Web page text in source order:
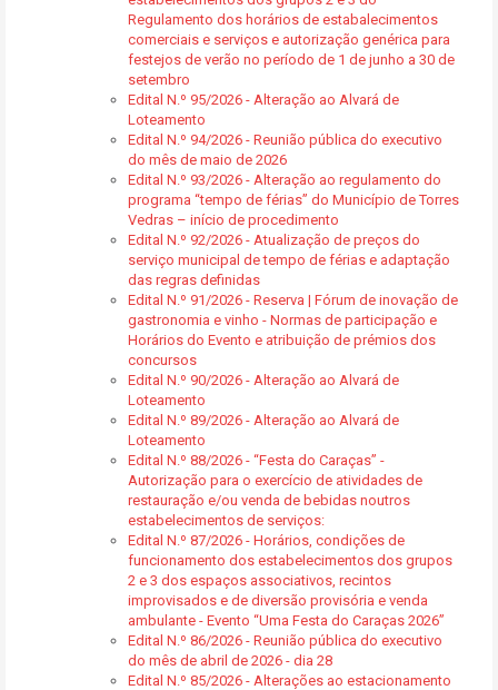
Regulamento dos horários de estabalecimentos
comerciais e serviços e autorização genérica para
festejos de verão no período de 1 de junho a 30 de
setembro
Edital N.º 95/2026 - Alteração ao Alvará de
Loteamento
Edital N.º 94/2026 - Reunião pública do executivo
do mês de maio de 2026
Edital N.º 93/2026 - Alteração ao regulamento do
programa “tempo de férias” do Município de Torres
Vedras – início de procedimento
Edital N.º 92/2026 - Atualização de preços do
serviço municipal de tempo de férias e adaptação
das regras definidas
Edital N.º 91/2026 - Reserva | Fórum de inovação de
gastronomia e vinho - Normas de participação e
Horários do Evento e atribuição de prémios dos
concursos
Edital N.º 90/2026 - Alteração ao Alvará de
Loteamento
Edital N.º 89/2026 - Alteração ao Alvará de
Loteamento
Edital N.º 88/2026 - “Festa do Caraças” -
Autorização para o exercício de atividades de
restauração e/ou venda de bebidas noutros
estabelecimentos de serviços:
Edital N.º 87/2026 - Horários, condições de
funcionamento dos estabelecimentos dos grupos
2 e 3 dos espaços associativos, recintos
improvisados e de diversão provisória e venda
ambulante - Evento “Uma Festa do Caraças 2026”
Edital N.º 86/2026 - Reunião pública do executivo
do mês de abril de 2026 - dia 28
Edital N.º 85/2026 - Alterações ao estacionamento